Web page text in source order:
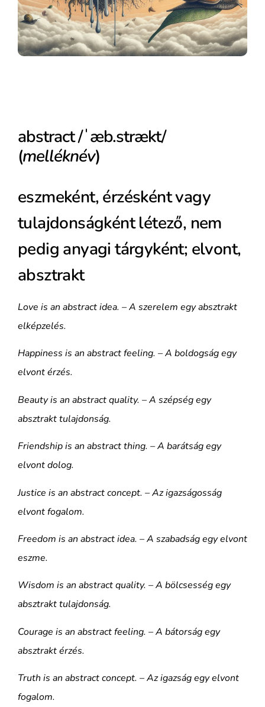
abstract /ˈæb.strækt/
(melléknév)
eszmeként, érzésként vagy
tulajdonságként létező, nem
pedig anyagi tárgyként; elvont,
absztrakt
Love is an abstract idea. – A szerelem egy absztrakt
elképzelés.
Happiness is an abstract feeling. – A boldogság egy
elvont érzés.
Beauty is an abstract quality. – A szépség egy
absztrakt tulajdonság.
Friendship is an abstract thing. – A barátság egy
elvont dolog.
Justice is an abstract concept. – Az igazságosság
elvont fogalom.
Freedom is an abstract idea. – A szabadság egy elvont
eszme.
Wisdom is an abstract quality. – A bölcsesség egy
absztrakt tulajdonság.
Courage is an abstract feeling. – A bátorság egy
absztrakt érzés.
Truth is an abstract concept. – Az igazság egy elvont
fogalom.